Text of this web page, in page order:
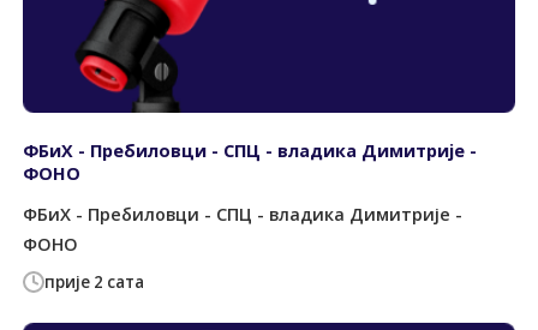
прије 2 сата
ФБиХ - Пребиловци - СПЦ - владика Димитрије -
ФОНО
ФБиХ - Пребиловци - СПЦ - владика Димитрије -
ФОНО